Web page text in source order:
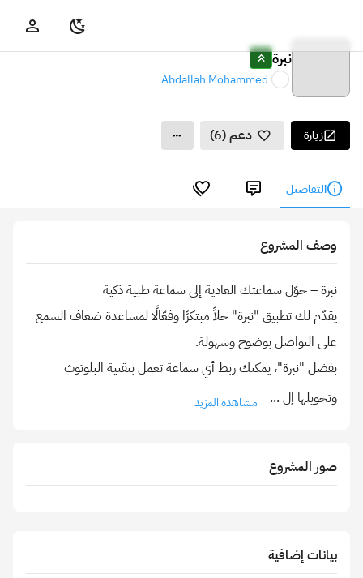
نبرة
Abdallah Mohammed
زيارة دعم (6)
التفاصيل
وصف المشروع
يقدّم لك تطبيق "نبرة" حلاً مبتكرًا وفعّالًا لمساعدة ضعاف السمع
بفضل "نبرة"، يمكنك ربط أي سماعة تعمل بتقنية البلوتوث
وتحويلها إل ... مشاهدة المزيد
صور المشروع
بيانات إضافية